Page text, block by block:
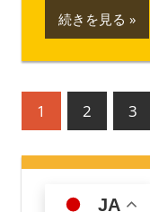
続きを見る
投
の
1 2 3
JA